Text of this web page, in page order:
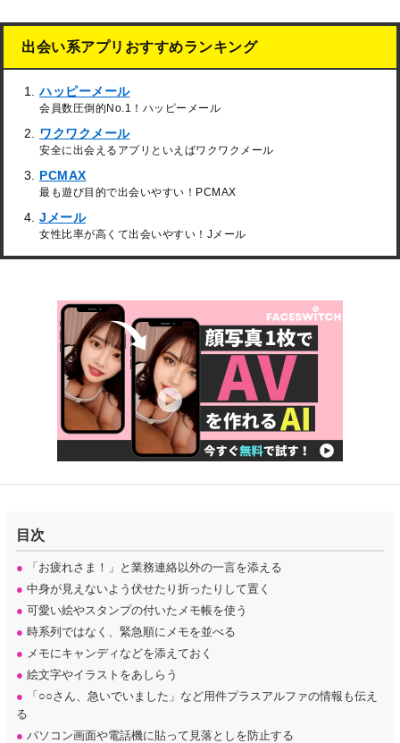
出会い系アプリおすすめランキング
ハッピーメール
会員数圧倒的No.1！ハッピーメール
ワクワクメール
安全に出会えるアプリといえばワクワクメール
PCMAX
最も遊び目的で出会いやすい！PCMAX
Jメール
女性比率が高くて出会いやすい！Jメール
目次
● 「お疲れさま！」と業務連絡以外の一言を添える
● 中身が見えないよう伏せたり折ったりして置く
● 可愛い絵やスタンプの付いたメモ帳を使う
● 時系列ではなく、緊急順にメモを並べる
● メモにキャンディなどを添えておく
● 絵文字やイラストをあしらう
● 「○○さん、急いでいました」など用件プラスアルファの情報も伝え
る
● パソコン画面や電話機に貼って見落としを防止する